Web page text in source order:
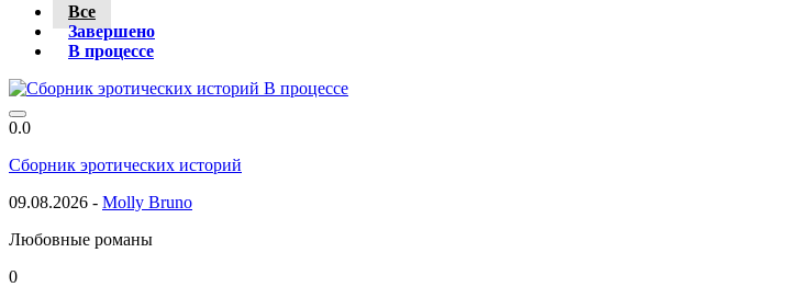
Все
Завершено
В процессе
В процессе
0.0
Сборник эротических историй
09.08.2026 - Molly Bruno
Любовные романы
0